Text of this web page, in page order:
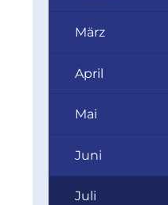
März
April
Mai
Juni
Juli